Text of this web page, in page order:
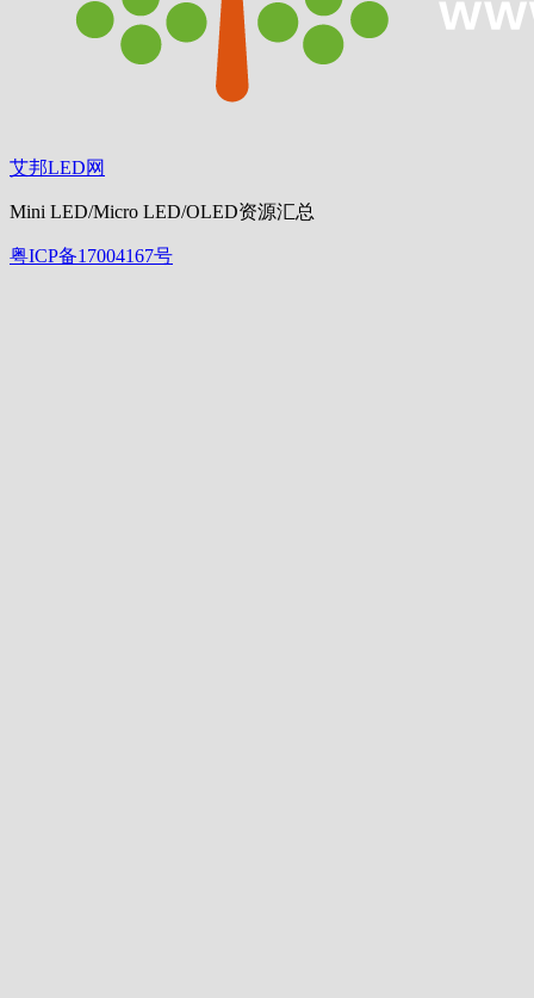
艾邦LED网
Mini LED/Micro LED/OLED资源汇总
粤ICP备17004167号